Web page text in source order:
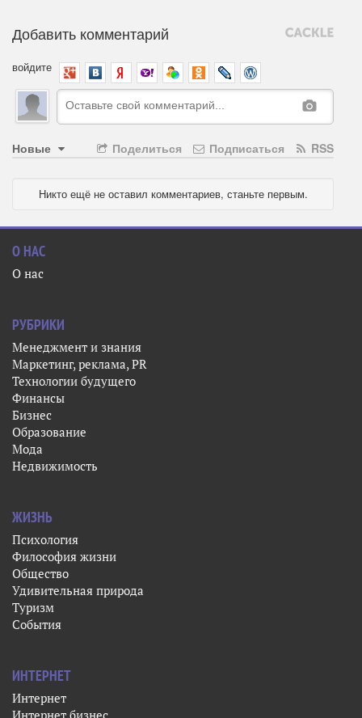
Добавить комментарий
войдите
Новые RSS
Подписаться
Поделиться
Никто ещё не оставил комментариев, станьте первым.
О НАС
О нас
РУБРИКИ
Менеджмент и знания
Маркетинг, реклама, PR
Технологии будущего
Финансы
Бизнес
Образование
Мода
Недвижимость
ЖИЗНЬ
Психология
Философия жизни
Общество
Удивительная природа
Туризм
События
ИНТЕРНЕТ
Интернет